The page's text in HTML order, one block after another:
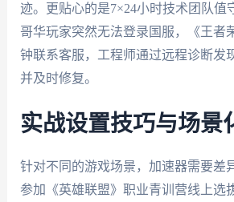
迹。更贴心的是7×24小时技术团队值
哥华玩家突然无法登录国服，《王者
钟联系客服，工程师通过远程诊断发
并及时修复。
实战设置技巧与场景
针对不同的游戏场景，加速器需要差
参加《英雄联盟》职业青训营线上选